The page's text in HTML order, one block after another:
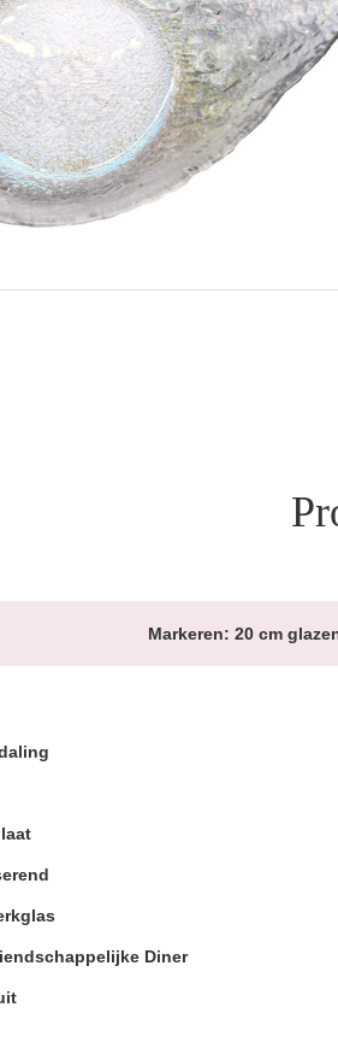
Markeren: 20 cm
Diner